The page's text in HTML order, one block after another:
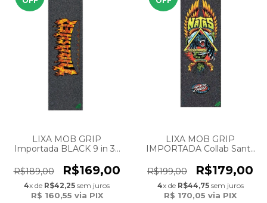
LIXA MOB GRIP
Importada BLACK 9 in 33
Flame II
R$189,00 R$169,00
4x de R$42,25 sem juros
R$ 160,55 via PIX
LIXA MOB GRIP
IMPORTADA Collab Santa
PANTHER 11'' x 33''
R$199,00 R$179,00
4x de R$44,75sem juros
R$ 170,05 via PIX